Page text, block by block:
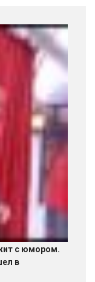
с юмором.
в